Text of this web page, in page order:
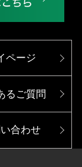
ページ
るご質問
合わせ